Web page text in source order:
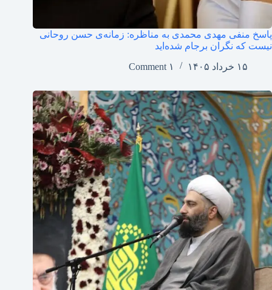
پاسخ منفی مهدی محمدی به مناظره: زمانه‌ی حسن روحانی
نیست که نگران برجام شده‌اید
۱۵ خرداد ۱۴۰۵
۱ Comment